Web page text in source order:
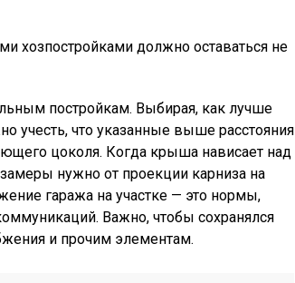
хозпостройками должно оставаться не
постройкам. Выбирая, как лучше
учесть, что указанные выше расстояния
цоколя. Когда крыша нависает над
нужно от проекции карниза на
гаража на участке — это нормы,
Важно, чтобы сохранялся
и прочим элементам.